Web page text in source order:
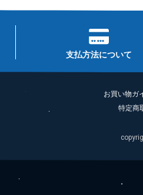
支払方法について
お買い物ガ
特定商